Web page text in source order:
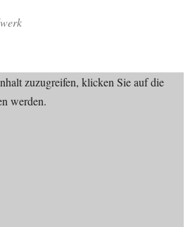
zuzugreifen, klicken Sie auf die
werden.